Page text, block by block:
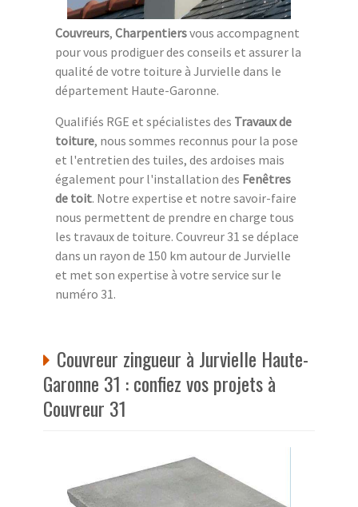
Couvreurs, Charpentiersvous accompagnent
pour vous prodiguer des conseils et assurer la
qualité de votre toiture à Jurvielle dans le
département Haute-Garonne.
Qualifiés RGE et spécialistes des Travaux de
toiture, nous sommes reconnus pour la pose
et l'entretien des tuiles, des ardoises mais
également pour l'installation des Fenêtres
de toit. Notre expertise et notre savoir-faire
nous permettent de prendre en charge tous
les travaux de toiture. Couvreur 31 se déplace
dans un rayon de 150 km autour de Jurvielle
et met son expertise à votre service sur le
numéro 31.
Couvreur zingueur à Jurvielle Haute-
Garonne 31 : confiez vos projets à
Couvreur 31